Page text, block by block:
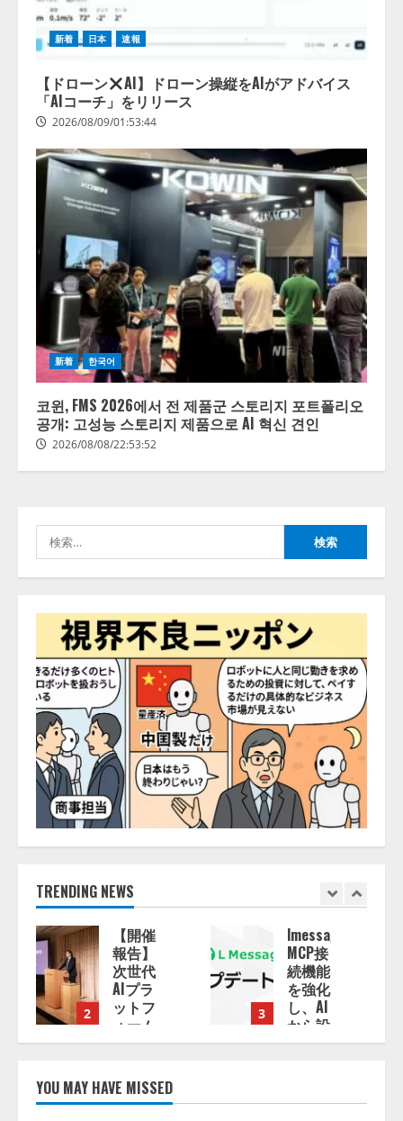
新着 日本 速報
【ドローン
AI】ドローン操縦をAIがアドバイス
「AIコーチ」をリリース
2026/08/09/01:53:44
新着 한국어
코윈, FMS 2026에서 전 제품군 스토리지 포트폴리오
공개: 고성능 스토리지 제품으로 AI 혁신 견인
2026/08/08/22:53:52
索:
TRENDING NEWS
3
lmessage、
MCP接
続機能
を強化
し、AI
から設
定操作
機能を
拡充
4
【2026
年企業
のAI導
入・活
用に関
する調
査】AI
YOU MAY HAVE MISSED